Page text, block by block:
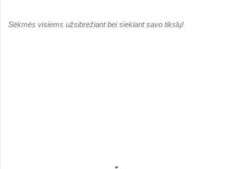
Sėkmės visiems užsibrėžiant bei siekiant savo tikslų!